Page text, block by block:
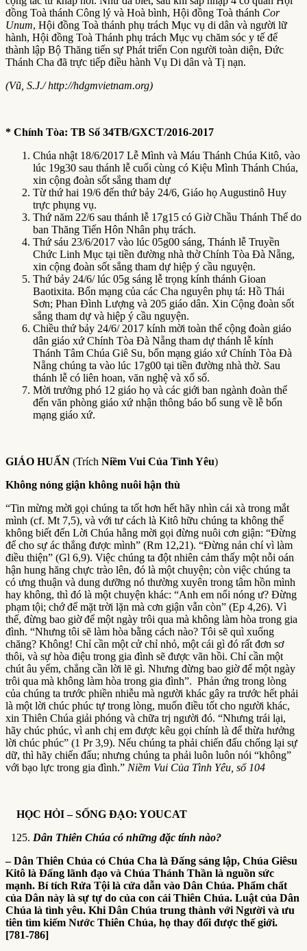
đồng Toà thánh Công lý và Hoà bình, Hội đồng Toà thánh Cor
Unum, Hội đồng Toà thánh phụ trách Mục vụ di dân và người lữ
hành, Hội đồng Toà Thánh phụ trách Mục vụ chăm sóc y tế để
thành lập Bộ Thăng tiến sự Phát triển Con người toàn diện, Đức
Thánh Cha đã trực tiếp điều hành Vụ Di dân và Tị nạn.
(Vũ, S.J./ http://hdgmvietnam.org)
* Chính Tòa: TB Số 34TB/GXCT/2016-2017
Chúa nhật 18/6/2017 Lễ Mình và Máu Thánh Chúa Kitô, vào
lúc 19g30 sau thánh lễ cuối cùng có Kiệu Mình Thánh Chúa,
xin cộng đoàn sốt sắng tham dự
Từ thứ hai 19/6 đến thứ bảy 24/6, Giáo họ Augustinô Huy
trực phụng vụ.
Thứ năm 22/6 sau thánh lễ 17g15 có Giờ Chầu Thánh Thể do
ban Thăng Tiến Hôn Nhân phụ trách.
Thứ sáu 23/6/2017 vào lúc 05g00 sáng, Thánh lễ Truyền
Chức Linh Mục tại tiền đường nhà thờ Chính Tòa Đà Nẵng,
xin cộng đoàn sốt sắng tham dự hiệp ý cầu nguyện.
Thứ bảy 24/6/ lúc 05g sáng lễ trọng kính thánh Gioan
Baotixita. Bổn mạng của các Cha nguyên phụ tá: Hồ Thái
Sơn; Phan Đình Lượng và 205 giáo dân. Xin Cộng đoàn sốt
sắng tham dự và hiệp ý cầu nguyện.
Chiều thứ bảy 24/6/ 2017 kính mời toàn thể cộng đoàn giáo
dân giáo xứ Chính Tòa Đà Nẵng tham dự thánh lễ kính
Thánh Tâm Chúa Giê Su, bổn mạng giáo xứ Chính Tòa Đà
Nẵng chúng ta vào lúc 17g00 tại tiền đường nhà thờ. Sau
thánh lễ có liên hoan, văn nghệ và xổ số.
Mời trưởng phó 12 giáo họ và các giới ban ngành đoàn thể
đến văn phòng giáo xứ nhận thông báo bổ sung về lễ bổn
mạng giáo xứ.
GIÁO HUẤN (Trích Niềm Vui Của Tình Yêu)
Không nóng giận không nuôi hận thù
“Tin mừng mời gọi chúng ta tốt hơn hết hãy nhìn cái xà trong mắt
mình (cf. Mt 7,5), và với tư cách là Kitô hữu chúng ta không thể
không biết đến Lời Chúa hằng mời gọi đừng nuôi cơn giận: “Đừng
để cho sự ác thắng được mình” (Rm 12,21). “Đừng nản chí vì làm
điều thiện” (Gl 6,9). Việc chúng ta đột nhiên cảm thấy một nỗi oán
hận hung hăng chực trào lên, đó là một chuyện; còn việc chúng ta
có ưng thuận và dung dưỡng nó thường xuyên trong tâm hồn mình
hay không, thì đó là một chuyện khác: “Anh em nổi nóng ư? Đừng
phạm tội; chớ để mặt trời lặn mà cơn giận vẫn còn” (Ep 4,26). Vì
thế, đừng bao giờ để một ngày trôi qua mà không làm hòa trong gia
đình. “Nhưng tôi sẽ làm hòa bằng cách nào? Tôi sẽ quì xuống
chăng? Không! Chỉ cần một cử chỉ nhỏ, một cái gì đó rất đơn sơ
thôi, và sự hòa điệu trong gia đình sẽ được vãn hồi. Chỉ cần một
chút âu yếm, chẳng cần lời lẽ gì. Nhưng đừng bao giờ để một ngày
trôi qua mà không làm hòa trong gia đình”. Phản ứng trong lòng
của chúng ta trước phiền nhiễu mà người khác gây ra trước hết phải
là một lời chúc phúc tự trong lòng, muốn điều tốt cho người khác,
xin Thiên Chúa giải phóng và chữa trị người đó. “Nhưng trái lại,
hãy chúc phúc, vì anh chị em được kêu gọi chính là để thừa hưởng
lời chúc phúc” (1 Pr 3,9). Nếu chúng ta phải chiến đấu chống lại sự
dữ, thì hãy chiến đấu; nhưng chúng ta phải luôn luôn nói “không”
với bạo lực trong gia đình.” Niềm Vui Của Tình Yêu, số 104
HỌC HỎI – SỐNG ĐẠO: YOUCAT
Dân Thiên Chúa có những đặc tính nào?
– Dân Thiên Chúa có Chúa Cha là Đấng sáng lập, Chúa Giêsu
Kitô là Đấng lãnh đạo và Chúa Thánh Thần là nguồn sức
mạnh. Bí tích Rửa Tội là cửa dẫn vào Dân Chúa. Phẩm chất
của Dân này là sự tự do của con cái Thiên Chúa. Luật của Dân
Chúa là tình yêu. Khi Dân Chúa trung thành với Người và ưu
tiên tìm kiếm Nước Thiên Chúa, họ thay đổi được thế giới.
[781-786]